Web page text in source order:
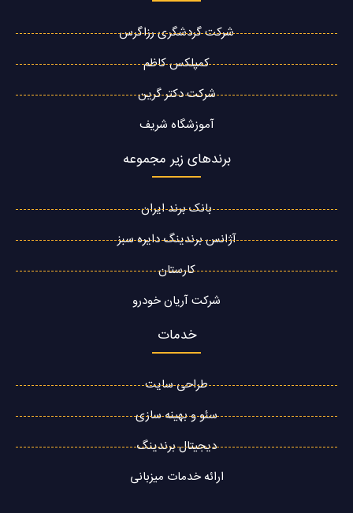
شرکت گردشگری رزاگرس
کمپلکس کاظم
شرکت دکتر گرین
آموزشگاه شریف
برندهای زیر مجموعه
بانک برند ایران
آژانس برندینگ دایره سبز
کارستان
شرکت آریان خودرو
خدمات
طراحی سایت
سئو و بهینه سازی
دیجیتال برندینگ
ارائه خدمات میزبانی